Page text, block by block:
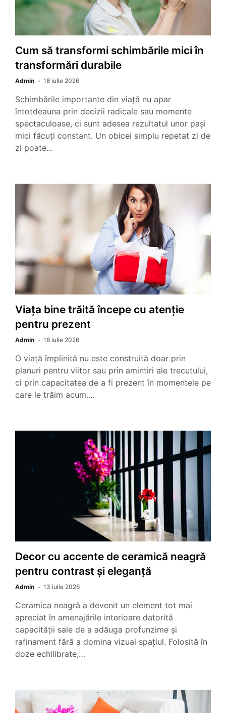
Cum să transformi schimbările mici în
transformări durabile
Admin 18 iulie 2026
Schimbările importante din viață nu apar
întotdeauna prin decizii radicale sau momente
spectaculoase, ci sunt adesea rezultatul unor pași
mici făcuți constant. Un obicei simplu repetat zi de
zi poate…
Viața bine trăită începe cu atenție
pentru prezent
Admin 16 iulie 2026
O viață împlinită nu este construită doar prin
planuri pentru viitor sau prin amintiri ale trecutului,
ci prin capacitatea de a fi prezent în momentele pe
care le trăim acum.…
Decor cu accente de ceramică neagră
pentru contrast și eleganță
Admin 13 iulie 2026
Ceramica neagră a devenit un element tot mai
apreciat în amenajările interioare datorită
capacității sale de a adăuga profunzime și
rafinament fără a domina vizual spațiul. Folosită în
doze echilibrate,…